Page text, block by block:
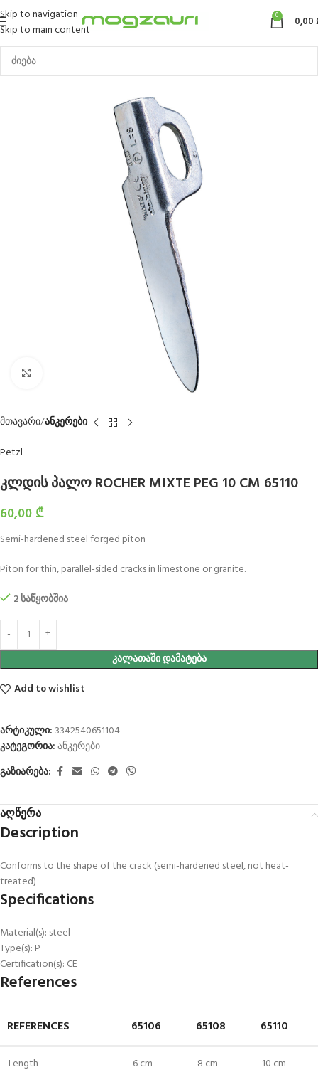
Skip to navigation
Skip to main content
0 0,00
მთავარი ანკერები
Petzl
კლდის პალო ROCHER MIXTE PEG 10 CM 65110
60,00 ₾
Semi-hardened steel forged piton
Piton for thin, parallel-sided cracks in limestone or granite.
2 საწყობშია
ᲙᲐᲚᲐᲗᲐᲨᲘ ᲓᲐᲛᲐᲢᲔᲑᲐ
Add to wishlist
არტიკული: 3342540651104
კატეგორია:ანკერები
გაზიარება:
აღწერა
Description
Conforms to the shape of the crack (semi-hardened steel, not heat-
treated)
Specifications
Material(s): steel
Type(s): P
Certification(s): CE
References
REFERENCES 65106 65108 65110
Length 6 cm 8 cm 10 cm